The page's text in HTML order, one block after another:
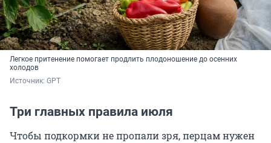
Легкое притенение помогает продлить плодоношение до осенних
холодов
Источник: GPT
Три главных правила июля
Чтобы подкормки не пропали зря, перцам нужен